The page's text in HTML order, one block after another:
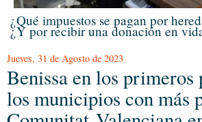
¿Qué impuestos se pagan por
¿Y por recibir una donación en
Jueves, 31 de Agosto de 2023
Benissa en los primeros
los municipios con más